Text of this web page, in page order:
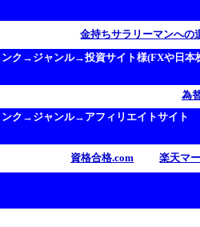
金持ちサラリーマンへの
ンク→ジャンル→投資サイト様(FXや日本
為
ク→ジャンル→アフィリエイトサイト
資格合格.com
楽天マ